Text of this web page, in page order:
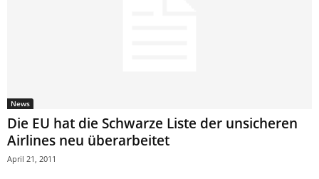
News
Die EU hat die Schwarze Liste der unsicheren
Airlines neu überarbeitet
April 21, 2011